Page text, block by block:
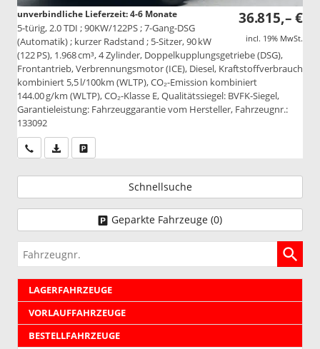
36.815,– €
incl. 19% MwSt.
unverbindliche Lieferzeit: 4-6 Monate
5-türig, 2.0 TDI ; 90KW/122PS ; 7-Gang-DSG
(Automatik) ; kurzer Radstand ; 5-Sitzer, 90 kW
(122 PS), 1.968 cm³, 4 Zylinder, Doppelkupplungsgetriebe (DSG),
Frontantrieb, Verbrennungsmotor (ICE), Diesel, Kraftstoffverbrauch
kombiniert 5,5 l/100km (WLTP), CO₂-Emission kombiniert
144.00 g/km (WLTP), CO₂-Klasse E, Qualitätssiegel: BVFK-Siegel,
Garantieleistung: Fahrzeuggarantie vom Hersteller, Fahrzeugnr.:
133092
Wir rufen Sie anPDF-Datei, Fahrzeugexposé drucken
Schnellsuche
Geparkte Fahrzeuge (0)
Fahrzeugnr.
LAGERFAHRZEUGE
VORLAUFFAHRZEUGE
BESTELLFAHRZEUGE